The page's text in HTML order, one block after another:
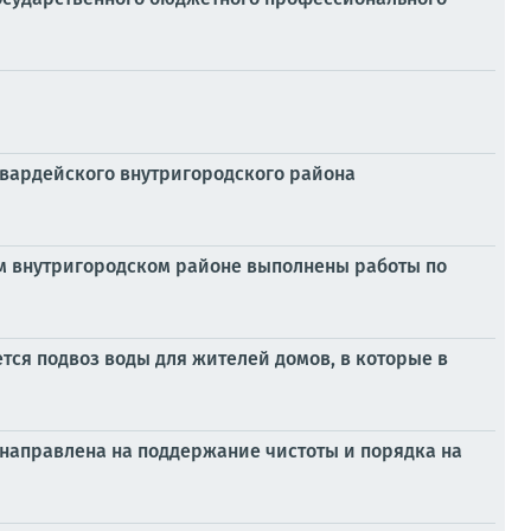
внутригородского района
внутригородском районе выполнены работы по
подвоз воды для жителей домов, в которые в
на поддержание чистоты и порядка на